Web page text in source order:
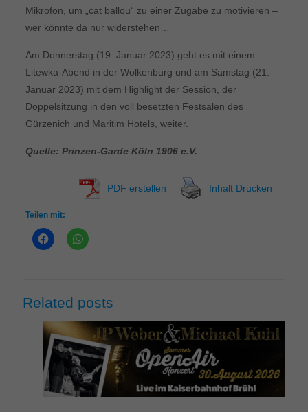
Mikrofon, um „cat ballou“ zu einer Zugabe zu motivieren –
wer könnte da nur widerstehen…
Am Donnerstag (19. Januar 2023) geht es mit einem
Litewka-Abend in der Wolkenburg und am Samstag (21.
Januar 2023) mit dem Highlight der Session, der
Doppelsitzung in den voll besetzten Festsälen des
Gürzenich und Maritim Hotels, weiter.
Quelle: Prinzen-Garde Köln 1906 e.V.
PDF erstellen Inhalt Drucken
Teilen mit:
Related posts